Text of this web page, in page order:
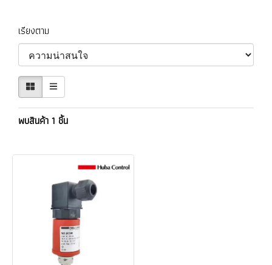
เรียงตาม
พบสินค้า 1 ชิ้น